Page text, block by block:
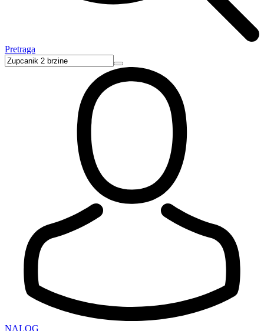
Pretraga
NALOG